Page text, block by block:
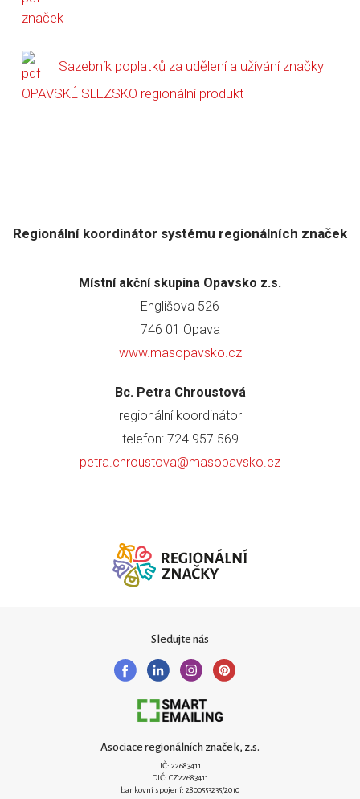
značek
Sazebník poplatků za udělení a užívání značky
OPAVSKÉ SLEZSKO regionální produkt
Regionální koordinátor systému regionálních značek
Místní akční skupina Opavsko z.s.
Englišova 526
746 01 Opava
www.masopavsko.cz
Bc. Petra Chroustová
regionální koordinátor
telefon: 724 957 569
petra.chroustova@masopavsko.cz
Sledujte nás
Asociace regionálních značek, z.s.
IČ: 22683411
DIČ: CZ22683411
bankovní spojení: 2800553235/2010